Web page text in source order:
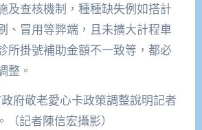
及查核機制，種種缺失例如搭計
、冒用等弊端，且未擴大計程車
所掛號補助金額不一致等，都必
整。